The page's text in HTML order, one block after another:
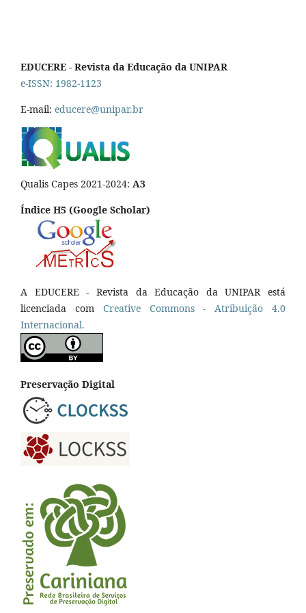
EDUCERE - Revista da Educação da UNIPAR
e-ISSN: 1982-1123
E-mail: educere@unipar.br
Qualis Capes 2021-2024: A3
Índice H5 (Google Scholar)
A EDUCERE - Revista da Educação da UNIPAR está
licenciada com CreativeCommons - Atribuição 4.0
Internacional.
Preservação Digital